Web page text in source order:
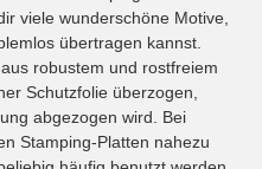
viele wunderschöne Motive,
übertragen kannst.
robustem und rostfreiem
Schutzfolie überzogen,
abgezogen wird. Bei
Stamping-Platten nahezu